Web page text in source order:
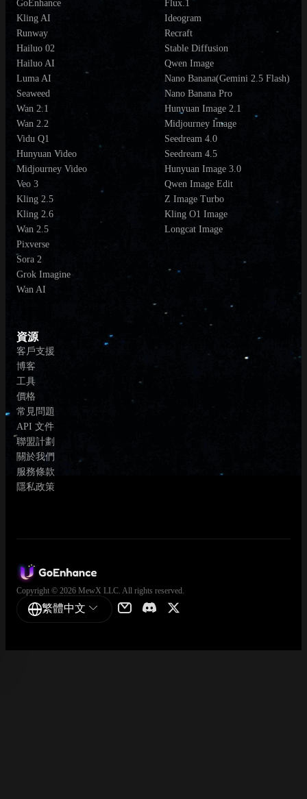
GoEnhance
Kling AI
Runway
Hailuo 02
Hailuo AI
Luma AI
Seaweed
Wan 2.1
Wan 2.2
Vidu Q1
Hunyuan Video
Midjourney Video
Veo 3
Kling 2.5
Kling 2.6
Wan 2.5
Pixverse
Sora 2
Grok Imagine
Wan AI
Flux.1
Ideogram
Recraft
Stable Diffusion
Qwen Image
Nano Banana(Gemini 2.5 Flash)
Nano Banana Pro
Hunyuan Image 2.1
Midjourney Image
Seedream 4.0
Seedream 4.5
Hunyuan Image 3.0
Qwen Image Edit
Z Image Turbo
Kling O1 Image
Longcat Image
資源
客戶支援
博客
工具
價格
常見問題
API 文件
聯盟計劃
關於我們
服務條款
隱私政策
Copyright © 2026 MewX LLC. All rights reserved.
繁體中文